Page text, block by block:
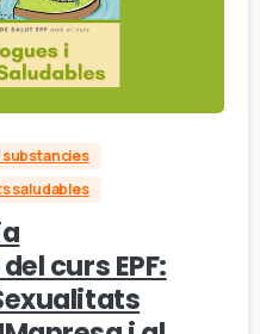
saludables
curs EPF: